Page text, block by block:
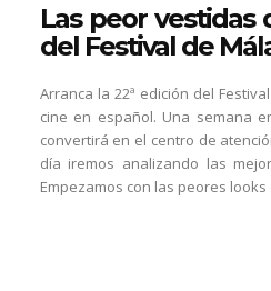
Las peor vestidas
del Festival de
Arranca la 22ª edición del
cine en español. Una semana
convertirá en el centro de
día iremos analizando las
Empezamos con las peores